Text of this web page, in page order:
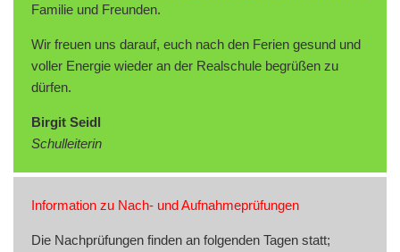
Familie und Freunden.
Wir freuen uns darauf, euch nach den Ferien gesund und
voller Energie wieder an der Realschule begrüßen zu
dürfen.
Birgit Seidl
Schulleiterin
Information zu Nach- und Aufnahmeprüfungen
Die Nachprüfungen finden an folgenden Tagen statt;